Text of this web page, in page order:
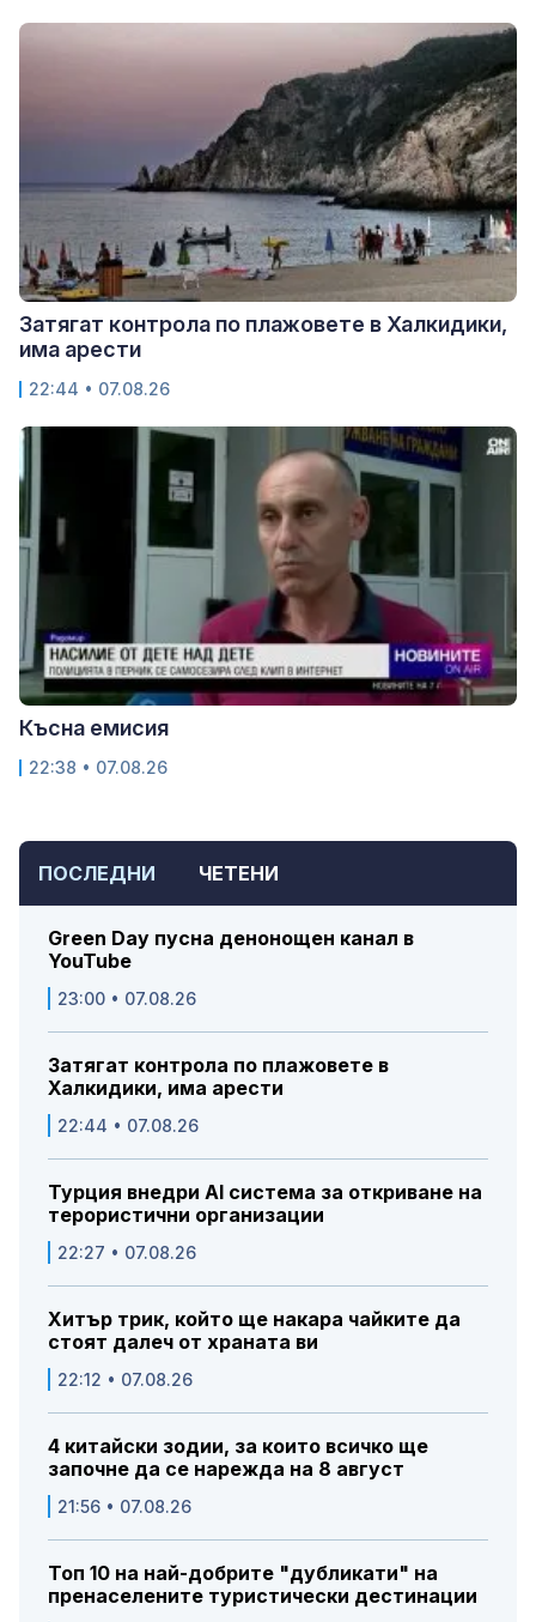
ПОСЛЕДНИ ЧЕТЕНИ
Green Day пусна денонощен канал в
YouTube
23:00 • 07.08.26
Затягат контрола по плажовете в
Халкидики, има арести
22:44 • 07.08.26
Турция внедри AI система за откриване на
терористични организации
22:27 • 07.08.26
Хитър трик, който ще накара чайките да
стоят далеч от храната ви
22:12 • 07.08.26
4 китайски зодии, за които всичко ще
започне да се нарежда на 8 август
21:56 • 07.08.26
Топ 10 на най-добрите "дубликати" на
пренаселените туристически дестинации
Затягат контрола по плажовете в Халкидики,
има арести
22:44 • 07.08.26
Късна емисия
22:38 • 07.08.26